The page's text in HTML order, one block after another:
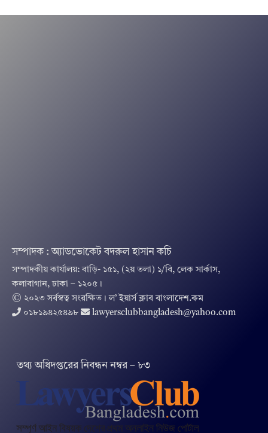
সম্পাদক : অ্যাডভোকেট বদরুল হাসান কচি
সম্পাদকীয় কার্যালয়: বাড়ি- ১৫১, (২য় তলা) ১/বি, লেক সার্কাস,
কলাবাগান, ঢাকা – ১২০৫।
© ২০২৩ সর্বস্বত্ব সংরক্ষিত । ল’ ইয়ার্স ক্লাব বাংলাদেশ.কম
০১৮১৯৪২৫৪৯৮
lawyersclubbangladesh@yahoo.com
তথ‌্য অ‌ধিদপ্ত‌রের নিবন্ধন নম্বর – ৮৩